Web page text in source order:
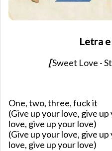
Letra
[Sweet Love -
One, two, three, fuck it
(Give up your love, give
love, give up your love)
(Give up your love, give
love, give up your love)